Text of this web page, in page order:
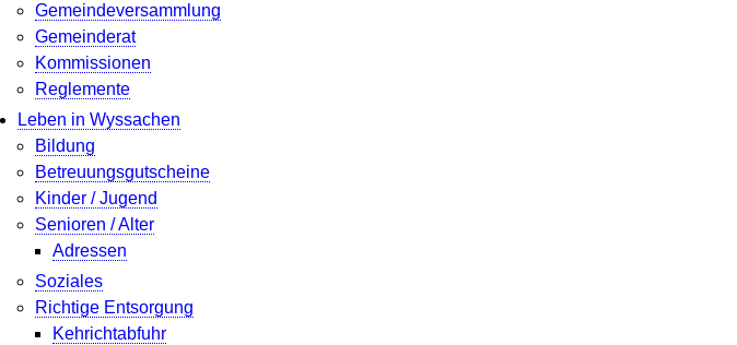
Gemeindeversammlung
Gemeinderat
Kommissionen
Reglemente
Leben in Wyssachen
Bildung
Betreuungsgutscheine
Kinder / Jugend
Senioren / Alter
Adressen
Soziales
Richtige Entsorgung
Kehrichtabfuhr